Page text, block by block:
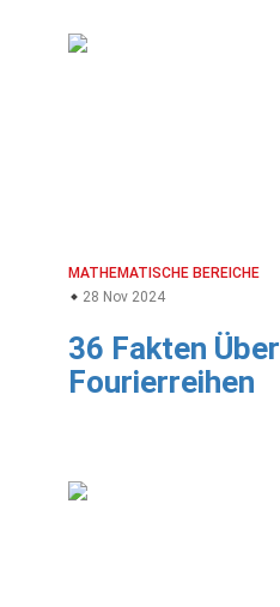
MATHEMATISCHE BEREICHE
28 Nov 2024
36 Fakten Über
Fourierreihen